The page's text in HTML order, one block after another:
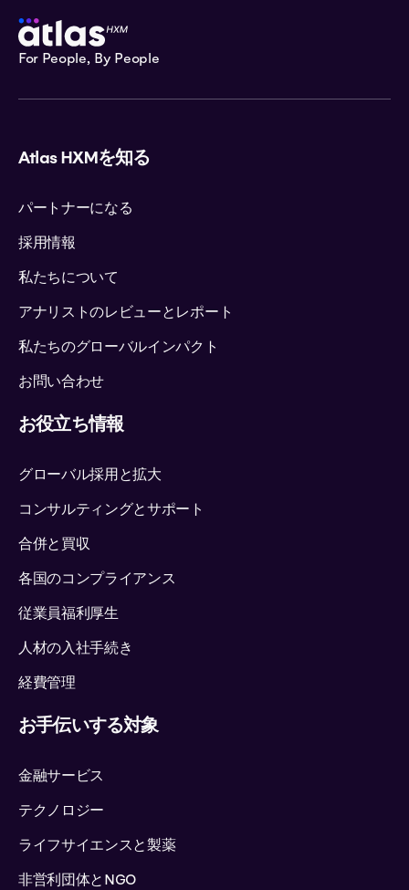
For People, By People
Atlas HXMを知る
パートナーになる
採用情報
私たちについて
アナリストのレビューとレポート
私たちのグローバルインパクト
お問い合わせ
お役立ち情報
グローバル採用と拡大
コンサルティングとサポート
合併と買収
各国のコンプライアンス
従業員福利厚生
人材の入社手続き
経費管理
お手伝いする対象
金融サービス
テクノロジー
ライフサイエンスと製薬
非営利団体とNGO